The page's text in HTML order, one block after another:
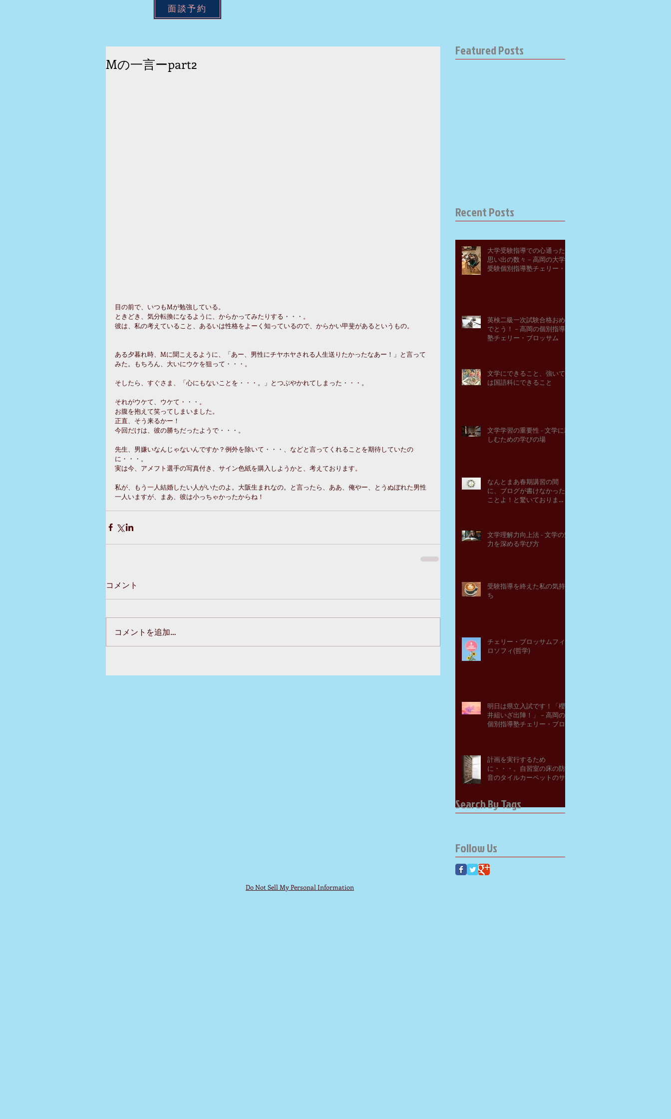
面談予約
Mの一言ーpart2
目の前で、いつもMが勉強している。
ときどき、気分転換になるように、からかってみたりする・・・。
彼は、私の考えていること、あるいは性格をよーく知っているので、からかい甲斐があるというもの。
ある夕暮れ時、Mに聞こえるように、「あー、男性にチヤホヤされる人生送りたかったなあー！」と言って
みた。もちろん、大いにウケを狙って・・・。
そしたら、すぐさま、「心にもないことを・・・。」とつぶやかれてしまった・・・。
それがウケて、ウケて・・・。
お腹を抱えて笑ってしまいました。
正直、そう来るかー！
今回だけは、彼の勝ちだったようで・・・。
先生、男嫌いなんじゃないんですか？例外を除いて・・・、などと言ってくれることを期待していたの
に・・・。
実は今、アメフト選手の写真付き、サイン色紙を購入しようかと、考えております。
私が、もう一人結婚したい人がいたのよ。大阪生まれなの。と言ったら、ああ、俺やー、とうぬぼれた男性
一人いますが、まあ、彼は小っちゃかったからね！
コメント
コメントを追加…
Featured Posts
Recent Posts
大学受験指導での心通った
思い出の数々－高岡の大学
受験個別指導塾チェリー・
英検二級一次試験合格おめ
でとう！－高岡の個別指導
塾チェリー・ブロッサム
文学にできること、強いて
は国語科にできること
文学学習の重要性 - 文学に親
しむための学びの場
なんとまあ春期講習の間
に、ブログが書けなかった
ことよ！と驚いておりま
文学理解力向上法 - 文学の魅
力を深める学び方
受験指導を終えた私の気持
ち
チェリー・ブロッサムフィ
ロソフィ(哲学)
明日は県立入試です！「櫻
井組いざ出陣！」－高岡の
個別指導塾チェリー・ブロ
計画を実行するため
に・・・。自習室の床の防
音のタイルカーペットのサ
塾チェリー・ブロッサム
Search By Tags
Follow Us
Do Not Sell My Personal Information